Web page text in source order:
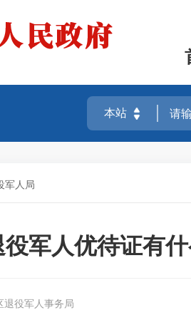
军人局
役军人优待证有
退役军人事务局